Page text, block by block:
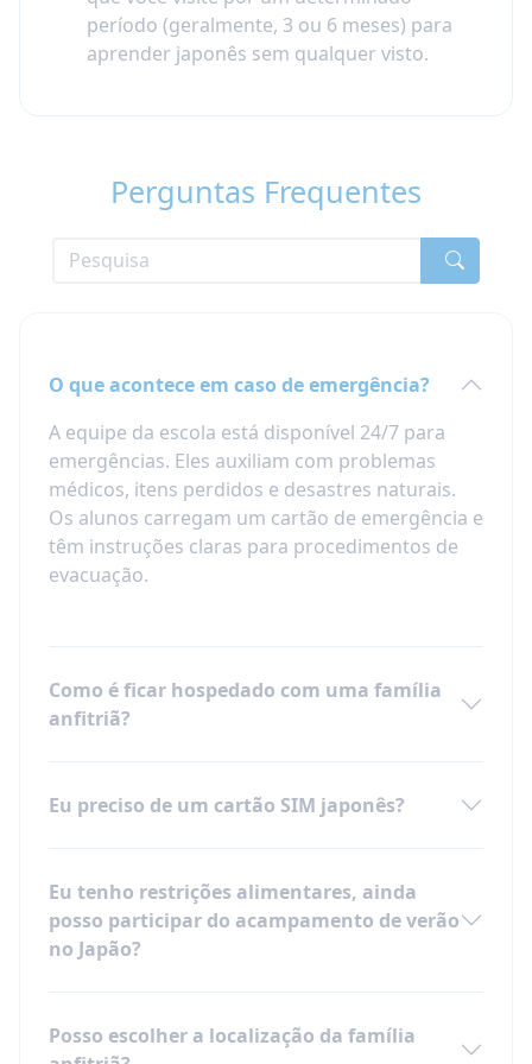
período (geralmente, 3 ou 6 meses) para
aprender japonês sem qualquer visto.
Perguntas Frequentes
O que acontece em caso de emergência?
A equipe da escola está disponível 24/7 para
emergências. Eles auxiliam com problemas
médicos, itens perdidos e desastres naturais.
Os alunos carregam um cartão de emergência e
têm instruções claras para procedimentos de
evacuação.
Como é ficar hospedado com uma família
anfitriã?
Eu preciso de um cartão SIM japonês?
Eu tenho restrições alimentares, ainda
posso participar do acampamento de verão
no Japão?
Posso escolher a localização da família